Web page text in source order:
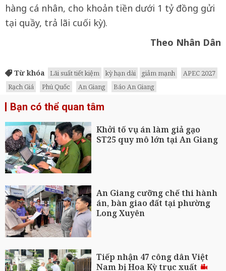
hàng cá nhân, cho khoản tiền dưới 1 tỷ đồng gửi
tại quầy, trả lãi cuối kỳ).
Theo Nhân Dân
Từ khóa Lãi suất tiết kiệm kỳ hạn dài giảm mạnh
APEC 2027
Rạch Giá
Phú Quốc An Giang Báo An Giang
Bạn có thể quan tâm
Khởi tố vụ án làm giả gạo
ST25 quy mô lớn tại An Giang
An Giang cưỡng chế thi hành
án, bàn giao đất tại phường
Long Xuyên
Tiếp nhận 47 công dân Việt
Nam bị Hoa Kỳ trục xuất